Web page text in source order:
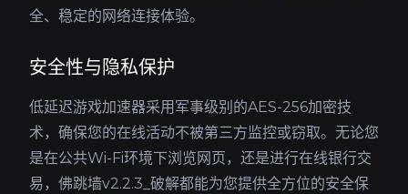
全、稳定的网络连接体验。
安全性与隐私保护
低延迟游戏加速器采用军事级别的AES-256加密技
术，确保您的在线活动不被第三方监控或窃取。无论您
是在公共Wi-Fi环境下浏览网页，还是进行在线银行交
易，佛跳墙v2.2.3_破解都能为您提供全方位的安全保